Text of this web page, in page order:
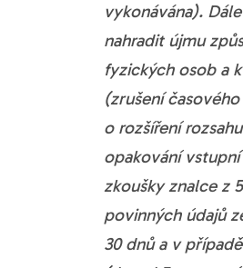
vykonávána).
nahradit újmu
fyzických osob a
(zrušení
o rozšíření
opakování vstupní
zkoušky znalce z
povinných údajů
30 dnů a v